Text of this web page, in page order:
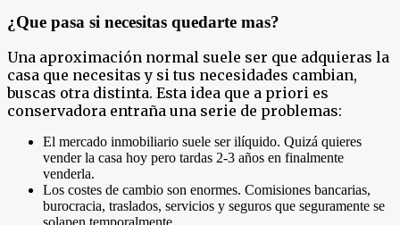
¿Que pasa si necesitas quedarte mas?
Una aproximación normal suele ser que adquieras la
casa que necesitas y si tus necesidades cambian,
buscas otra distinta. Esta idea que a priori es
conservadora entraña una serie de problemas:
El mercado inmobiliario suele ser ilíquido. Quizá quieres
vender la casa hoy pero tardas 2-3 años en finalmente
venderla.
Los costes de cambio son enormes. Comisiones bancarias,
burocracia, traslados, servicios y seguros que seguramente se